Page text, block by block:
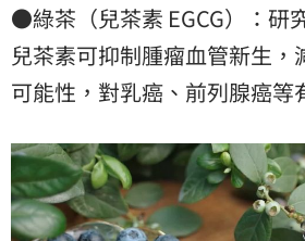
●綠茶（兒茶素 EGCG）：研
兒茶素可抑制腫瘤血管新生，
可能性，對乳癌、前列腺癌等